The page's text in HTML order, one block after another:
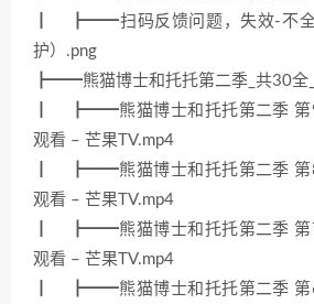
┃ ┣━━扫码反馈问题，失效-不全
护）.png
┣━━熊猫博士和托托第二季_共30全
┃ ┣━━熊猫博士和托托第二季 第
观看 – 芒果TV.mp4
┃ ┣━━熊猫博士和托托第二季 第
观看 – 芒果TV.mp4
┃ ┣━━熊猫博士和托托第二季 第
观看 – 芒果TV.mp4
┃ ┣━━熊猫博士和托托第二季 第